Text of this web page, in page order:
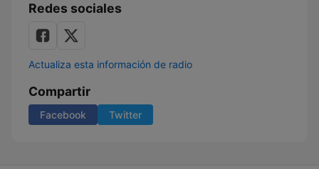
Redes sociales
Actualiza esta información de radio
Compartir
Facebook Twitter